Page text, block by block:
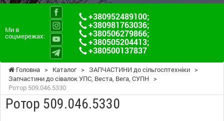
Ми в
соцмережах:
+380952489100;
+380981763036;
+380506279866;
+380505204413;
+380500137837
Головна > Каталог > ЗАПЧАСТИНИ до сільгосптехніки >
Запчастини до сівалок УПС, Веста, Вега, СУПН >
Ротор 509.046.5330
Ротор 509.046.5330